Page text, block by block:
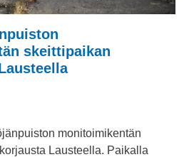
skeittipaikan
monitoimikentän
Lausteella. Paikalla